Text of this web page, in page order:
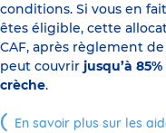
conditions. Si vous en
êtes éligible, cette
CAF, après règlement
peut couvrir jusqu’à
crèche.
En savoir plus sur les